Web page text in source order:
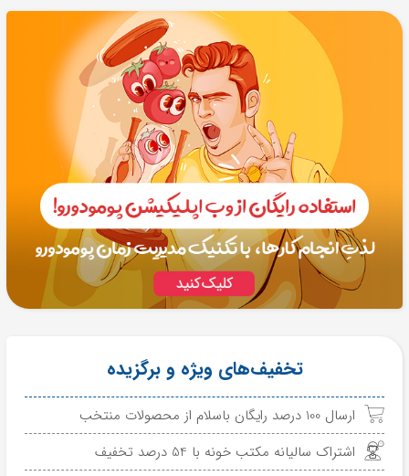
تخفیف‌های ویژه و برگزیده
ارسال 100 درصد رایگان باسلام از محصولات منتخب
اشتراک سالیانه مکتب خونه با 54 درصد تخفیف